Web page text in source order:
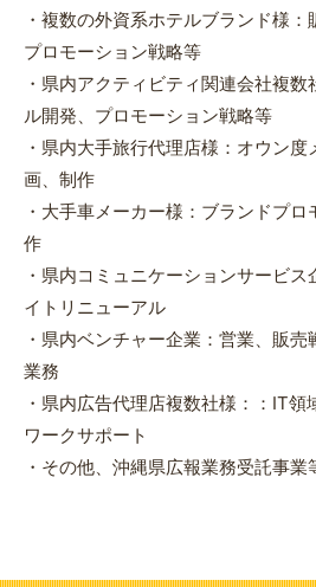
・複数の外資系ホテルブランド様：
プロモーション戦略等
・県内アクティビティ関連会社複
ル開発、プロモーション戦略等
・県内大手旅行代理店様：オウン
画、制作
・大手車メーカー様：ブランドプ
作
・県内コミュニケーションサービ
イトリニューアル
・県内ベンチャー企業：営業、販
業務
・県内広告代理店複数社様：：IT領
ワークサポート
・その他、沖縄県広報業務受託事業